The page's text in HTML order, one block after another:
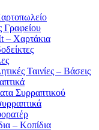
Γραφείου
– Χαρτάκια
Ταινίες – Βάσεις
Συρραπτικού
– Κοπίδια